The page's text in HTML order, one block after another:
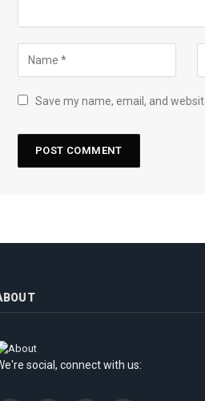
Save my name, email, and
social, connect with us: